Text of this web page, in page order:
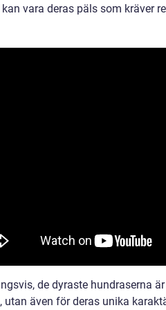
vara deras päls som kräver
de dyraste hundraserna
utan även för deras unika